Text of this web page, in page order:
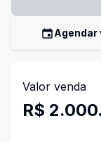
Agendar
Valor venda
R$